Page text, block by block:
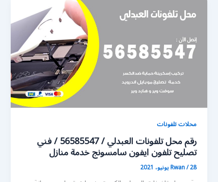
محلات تلفونات
رقم محل تلفونات العبدلي / 56585547 / فني
تصليح تلفون ايفون سامسونج خدمة منازل
Rwan/28 يونيو، 2021